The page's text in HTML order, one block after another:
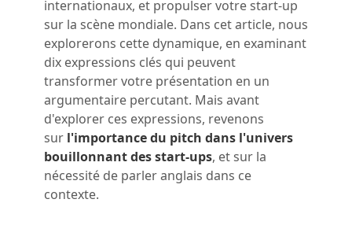
internationaux, et propulser votre start-up
sur la scène mondiale. Dans cet article, nous
explorerons cette dynamique, en examinant
dix expressions clés qui peuvent
transformer votre présentation en un
argumentaire percutant. Mais avant
d'explorer ces expressions, revenons
sur l'importance du pitch dans l'univers
bouillonnant des start-ups, et sur la
nécessité de parler anglais dans ce
contexte.